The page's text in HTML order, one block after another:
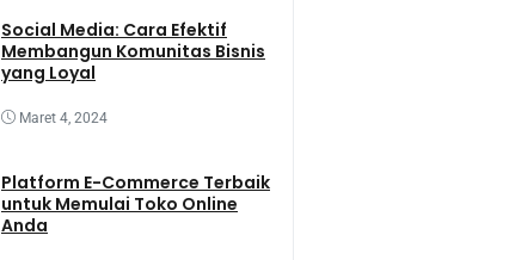
Social Media: Cara Efektif
Membangun Komunitas Bisnis
yang Loyal
Maret 4, 2024
Platform E-Commerce Terbaik
untuk Memulai Toko Online
Anda